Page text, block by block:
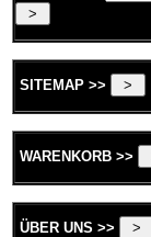
SITEMAP >>
WARENKORB >>
ÜBER UNS >>